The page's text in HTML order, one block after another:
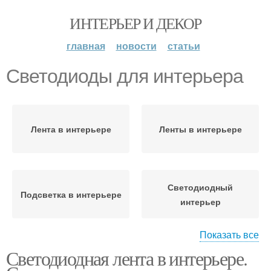
ИНТЕРЬЕР И ДЕКОР
главная новости статьи
Светодиоды для интерьера
Лента в интерьере Ленты в интерьере
Подсветка в интерьере
Светодиодный
интерьер
интерьере
Показать все
Светодиодная лента в интерьере.